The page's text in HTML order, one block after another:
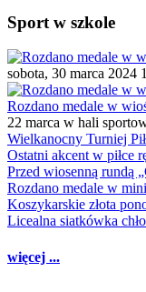
Sport w szkole
sobota, 30 marca 2024
Rozdano medale w
22 marca w hali
Wielkanocny Turniej
Ostatni akcent w piłce
Przed wiosenną rundą
Rozdano medale w
Koszykarskie złota
Licealna siatkówka
więcej ...